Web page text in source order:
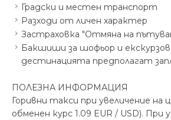
Градски и местен транспорт
Разходи от личен характер
Застраховка "Отмяна на
Бакшиши за шофьор и
дестинацията предполагат
ПОЛЕЗНА ИНФОРМАЦИЯ
Горивни такси при увеличение
обменен курс 1.09 EUR / USD).